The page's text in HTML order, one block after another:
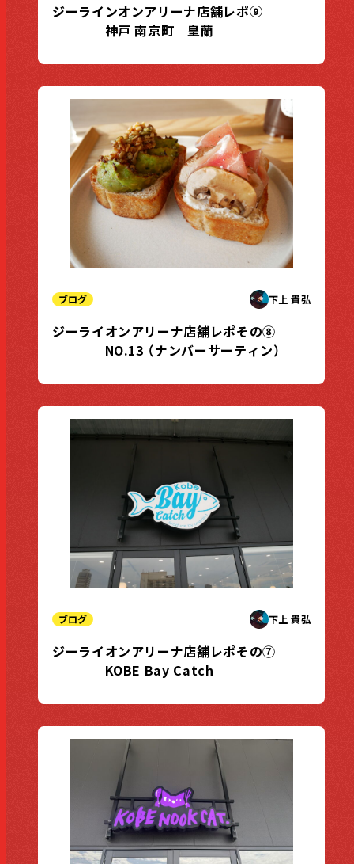
ジーラインオンアリーナ店舗レポ⑨
神戸 南京町 皇蘭
ブログ 下上 貴弘
ジーライオンアリーナ店舗レポその⑧
NO.13 （ナンバーサーティン）
ブログ 下上 貴弘
ジーライオンアリーナ店舗レポその⑦
KOBE Bay Catch